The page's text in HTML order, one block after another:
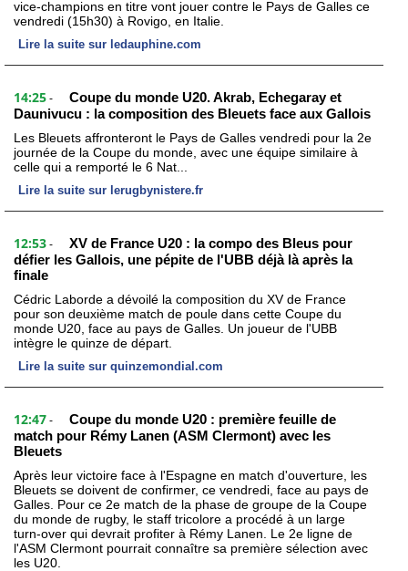
vice-champions en titre vont jouer contre le Pays de Galles ce
vendredi (15h30) à Rovigo, en Italie.
Lire la suite sur ledauphine.com
14:25 -
Coupe du monde U20. Akrab, Echegaray et
Daunivucu : la composition des Bleuets face aux Gallois
Les Bleuets affronteront le Pays de Galles vendredi pour la 2e
journée de la Coupe du monde, avec une équipe similaire à
celle qui a remporté le 6 Nat...
Lire la suite sur lerugbynistere.fr
12:53 -
XV de France U20 : la compo des Bleus pour
défier les Gallois, une pépite de l'UBB déjà là après la
finale
Cédric Laborde a dévoilé la composition du XV de France
pour son deuxième match de poule dans cette Coupe du
monde U20, face au pays de Galles. Un joueur de l'UBB
intègre le quinze de départ.
Lire la suite sur quinzemondial.com
12:47 -
Coupe du monde U20 : première feuille de
match pour Rémy Lanen (ASM Clermont) avec les
Bleuets
Après leur victoire face à l'Espagne en match d'ouverture, les
Bleuets se doivent de confirmer, ce vendredi, face au pays de
Galles. Pour ce 2e match de la phase de groupe de la Coupe
du monde de rugby, le staff tricolore a procédé à un large
turn-over qui devrait profiter à Rémy Lanen. Le 2e ligne de
l'ASM Clermont pourrait connaître sa première sélection avec
les U20.